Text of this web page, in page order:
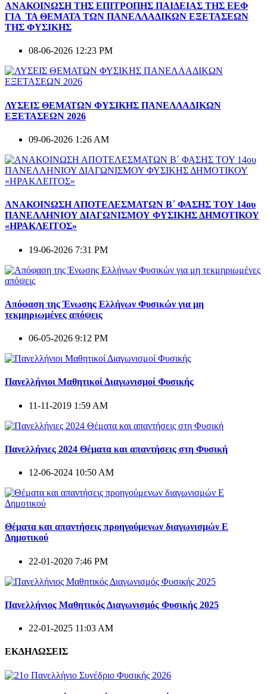
ΑΝΑΚΟΙΝΩΣΗ ΤΗΣ ΕΠΙΤΡΟΠΗΣ ΠΑΙΔΕΙΑΣ ΤΗΣ ΕΕΦ
ΓΙΑ ΤΑ ΘΕΜΑΤΑ ΤΩΝ ΠΑΝΕΛΛΑΔΙΚΩΝ ΕΞΕΤΑΣΕΩΝ
ΤΗΣ ΦΥΣΙΚΗΣ
08-06-2026 12:23 PM
ΛΥΣΕΙΣ ΘΕΜΑΤΩΝ ΦΥΣΙΚΗΣ ΠΑΝΕΛΛΑΔΙΚΩΝ
ΕΞΕΤΑΣΕΩΝ 2026
09-06-2026 1:26 AM
ΑΝΑΚΟΙΝΩΣΗ ΑΠΟΤΕΛΕΣΜΑΤΩΝ Β΄ ΦΑΣΗΣ ΤΟΥ 14ου
ΠΑΝΕΛΛΗΝΙΟΥ ΔΙΑΓΩΝΙΣΜΟΥ ΦΥΣΙΚΗΣ ΔΗΜΟΤΙΚΟΥ
«ΗΡΑΚΛΕΙΤΟΣ»
19-06-2026 7:31 PM
Απόφαση της Ένωσης Ελλήνων Φυσικών για μη
τεκμηριωμένες απόψεις
06-05-2026 9:12 PM
Πανελλήνιοι Μαθητικοί Διαγωνισμοί Φυσικής
11-11-2019 1:59 AM
Πανελλήνιες 2024 Θέματα και απαντήσεις στη Φυσική
12-06-2024 10:50 AM
Θέματα και απαντήσεις προηγούμενων διαγωνισμών E
Δημοτικού
22-01-2020 7:46 PM
Πανελλήνιος Μαθητικός Διαγωνισμός Φυσικής 2025
22-01-2025 11:03 AM
ΕΚΔΗΛΩΣΕΙΣ